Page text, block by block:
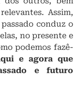
Assim,
conduz o
no presente e
podemos fazê-
e agora que
e futuro